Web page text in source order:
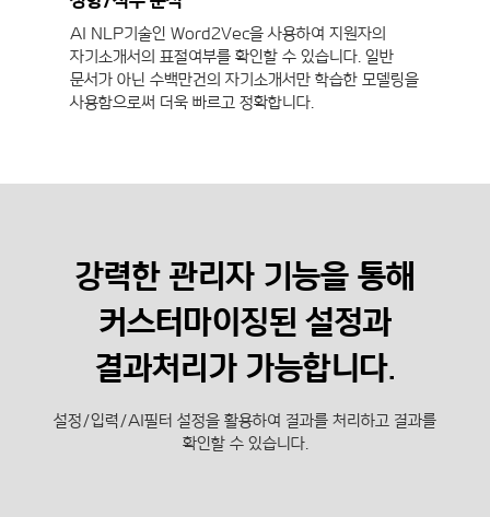
AI NLP기술인 Word2Vec을 사용하여 지원자의
자기소개서의 표절여부를 확인할 수 있습니다. 일반
문서가 아닌 수백만건의 자기소개서만 학습한 모델링을
사용함으로써 더욱 빠르고 정확합니다.
강력한 관리자 기능을 통해
커스터마이징된 설정과
결과처리가 가능합니다.
설정/입력/AI필터 설정을 활용하여 결과를 처리하고 결과를
확인할 수 있습니다.